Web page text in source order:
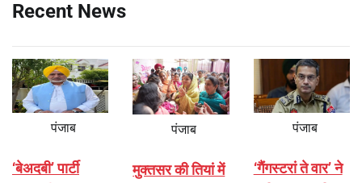
Recent News
पंजाब
‘बेअदबी’ पार्टी
पंजाब
मुक्तसर की तियां में
पंजाब
‘गैंगस्टरां ते वार’ ने